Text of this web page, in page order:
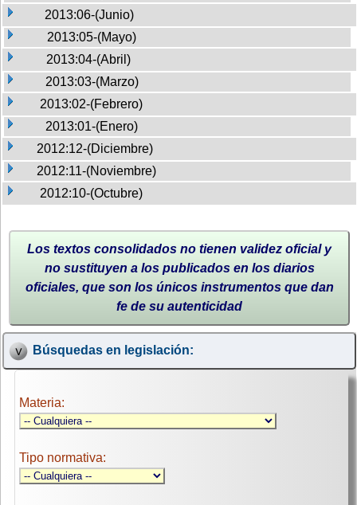
2013:06-(Junio)
2013:05-(Mayo)
2013:04-(Abril)
2013:03-(Marzo)
2013:02-(Febrero)
2013:01-(Enero)
2012:12-(Diciembre)
2012:11-(Noviembre)
2012:10-(Octubre)
Los textos consolidados no tienen validez oficial y
no sustituyen a los publicados en los diarios
oficiales, que son los únicos instrumentos que dan
fe de su autenticidad
Búsquedas en legislación:
Materia:
Tipo normativa: